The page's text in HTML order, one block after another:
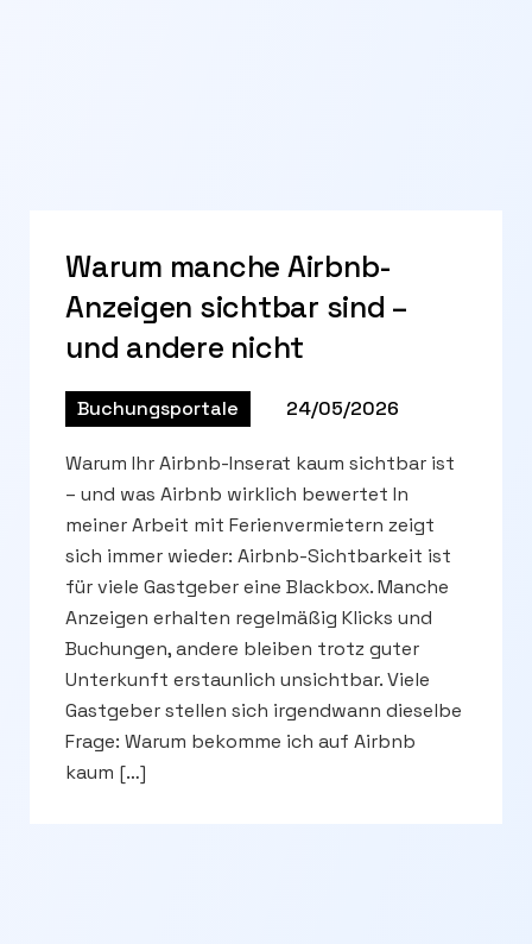
Warum manche Airbnb-
Anzeigen sichtbar sind –
und andere nicht
Buchungsportale 24/05/2026
Warum Ihr Airbnb-Inserat kaum sichtbar ist
– und was Airbnb wirklich bewertet In
meiner Arbeit mit Ferienvermietern zeigt
sich immer wieder: Airbnb-Sichtbarkeit ist
für viele Gastgeber eine Blackbox. Manche
Anzeigen erhalten regelmäßig Klicks und
Buchungen, andere bleiben trotz guter
Unterkunft erstaunlich unsichtbar. Viele
Gastgeber stellen sich irgendwann dieselbe
Frage: Warum bekomme ich auf Airbnb
kaum […]